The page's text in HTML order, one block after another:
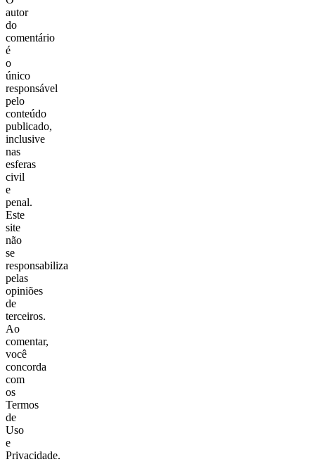
autor
do
comentário
é
o
único
responsável
pelo
conteúdo
publicado,
inclusive
nas
esferas
civil
e
penal.
Este
site
não
se
responsabiliza
pelas
opiniões
de
terceiros.
Ao
comentar,
você
concorda
com
os
Termos
de
Uso
e
Privacidade.